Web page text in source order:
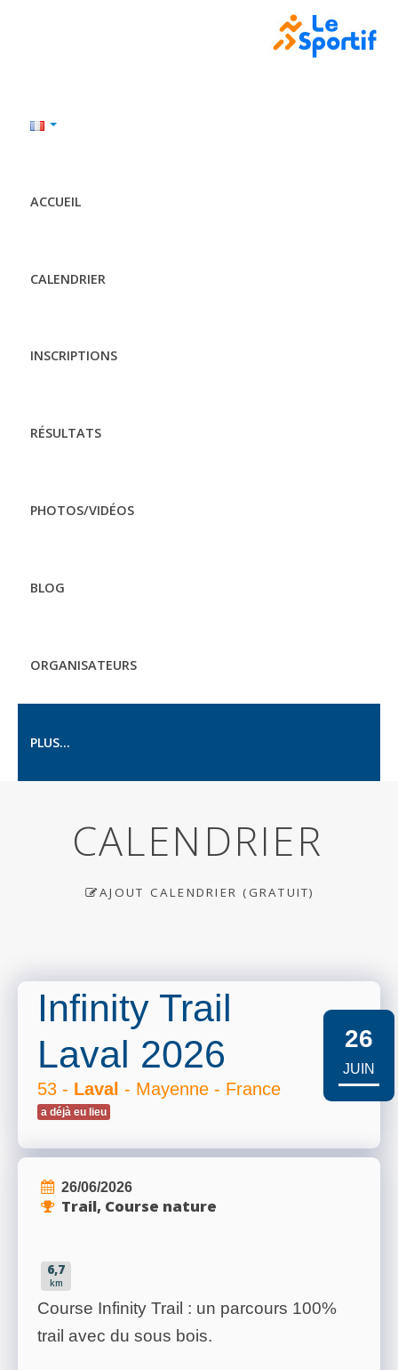
ACCUEIL
CALENDRIER
INSCRIPTIONS
RÉSULTATS
PHOTOS/VIDÉOS
BLOG
ORGANISATEURS
PLUS...
CALENDRIER
AJOUT CALENDRIER (GRATUIT)
Infinity Trail
Laval 2026
53 - Laval - Mayenne - France
a déjà eu lieu
26
JUIN
26/06/2026
Trail, Course nature
6,7
km
Course Infinity Trail : un parcours 100%
trail avec du sous bois.